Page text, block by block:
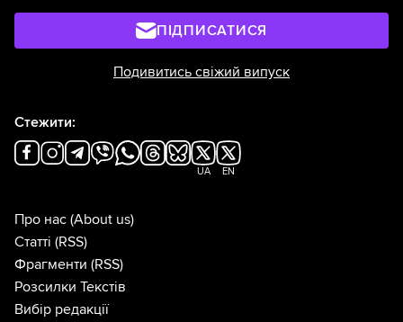
ПІДПИСАТИСЯ
Подивитись свіжий випуск
Стежити:
UA EN
Про нас (About us)
Статті (RSS)
Фрагменти (RSS)
Розсилки Текстів
Вибір редакції